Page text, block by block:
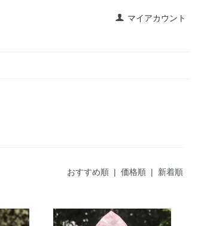
マイアカウント
おすすめ順 | 価格順 | 新着順